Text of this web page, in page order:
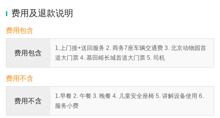
费用及退款说明
费用包含
费用包含
1.上门接+送回服务 2. 商务7座车辆交通费 3. 北京动物园首
道大门票 4. 慕田峪长城首道大门票 5. 司机
费用不含
费用不含
1.早餐 2. 午餐 3. 晚餐 4. 儿童安全座椅 5. 讲解设备使用 6.
服务小费